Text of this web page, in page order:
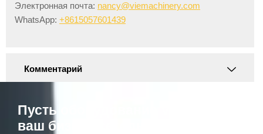
Электронная почта: nancy@viemachinery.com
WhatsApp: +8615057601439
Комментарий
Пусть оборудование VIE повысит
ваш бизнес сегодня!